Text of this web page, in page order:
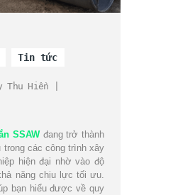
Tin tức
Thu Hiền
SSAWđang trở thành
trong các công trình xây
hiện đại nhờ vào độ
năng chịu lực tối ưu.
bạn hiểu được về quy